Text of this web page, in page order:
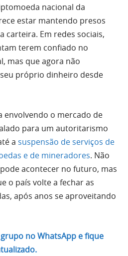
nacional da
estar mantendo presos
carteira. Em redes sociais,
terem confiado no
mas que agora não
próprio dinheiro desde
envolvendo o mercado de
para um autoritarismo
a suspensão de serviços de
e de mineradores. Não
acontecer no futuro, mas
o país volte a fechar as
após anos se aproveitando
no WhatsApp e fique